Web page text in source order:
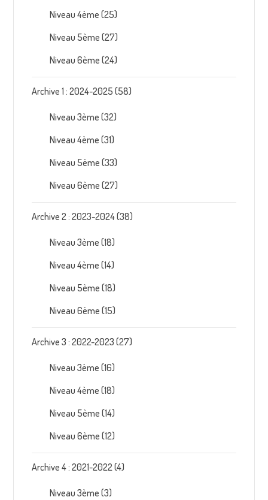
Niveau 4ème (25)
Niveau 5ème (27)
Niveau 6ème (24)
Archive 1 : 2024-2025 (58)
Niveau 3ème (32)
Niveau 4ème (31)
Niveau 5ème (33)
Niveau 6ème (27)
Archive 2 : 2023-2024(38)
Niveau 3ème (18)
Niveau 4ème (14)
Niveau 5ème (18)
Niveau 6ème (15)
Archive 3 : 2022-2023 (27)
Niveau 3ème (16)
Niveau 4ème (18)
Niveau 5ème (14)
Niveau 6ème (12)
Archive 4 : 2021-2022(4)
Niveau 3ème (3)